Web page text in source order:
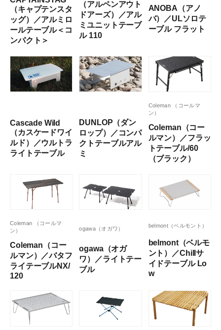
（キャプテンスタ
ッグ）／アルミロ
ールテーブル＜コ
ンパクト＞
（アルペンアウト
ドアーズ）／アル
ミユニットテーブ
ル 110
ANOBA（アノ
バ）／ULソロテ
ーブル フラット
Cascade Wild
（カスケードワイ
ルド）／ウルトラ
ライトテーブル
DUNLOP（ダン
ロップ）／コンパ
クトテーブルアル
ミ
Coleman （コールマ
ン）
Coleman（コー
ルマン）／フラッ
トテーブル/60
（ブラック）
Coleman （コールマ
ン）
Coleman（コー
ルマン）／バタフ
ライテーブルNX/
120
ogawa（オガワ）
ogawa（オガ
ワ）／ライトテー
ブル
belmont（ベルモント）
belmont（ベルモ
ント）／Chillサ
イドテーブル Lo
w